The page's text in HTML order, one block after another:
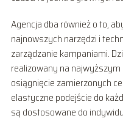
Agencja dba również o to,
najnowszych narzędzi i
zarządzanie kampaniami.
realizowany na
osiągnięcie zamierzonych
elastyczne podejście do
są dostosowane do